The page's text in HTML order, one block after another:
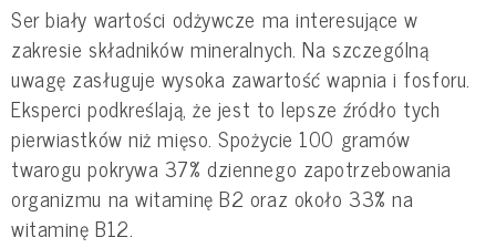
Ser biały wartości odżywcze ma interesujące w
zakresie składników mineralnych. Na szczególną
uwagę zasługuje wysoka zawartość wapnia i fosforu.
Eksperci podkreślają, że jest to lepsze źródło tych
pierwiastków niż mięso. Spożycie 100 gramów
twarogu pokrywa 37% dziennego zapotrzebowania
organizmu na witaminę B2 oraz około 33% na
witaminę B12.